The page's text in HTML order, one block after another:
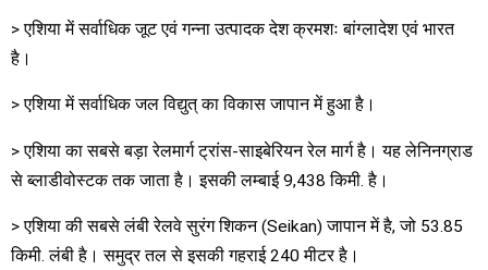
> एशिया में सर्वाधिक जूट एवं गन्ना उत्पादक देश क्रमशः बांग्लादेश एवं भारत
है।
> एशिया में सर्वाधिक जल विद्युत् का विकास जापान में हुआ है।
> एशिया का सबसे बड़ा रेलमार्ग ट्रांस-साइबेरियन रेल मार्ग है। यह लेनिनग्राड
से ब्लाडीवोस्टक तक जाता है। इसकी लम्बाई 9,438 किमी. है।
> एशिया की सबसे लंबी रेलवे सुरंग शिकन (Seikan) जापान में है, जो 53.85
किमी. लंबी है। समुद्र तल से इसकी गहराई 240 मीटर है।